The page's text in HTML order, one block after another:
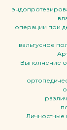
операции при
вальгусное
Выполнение
Личностные